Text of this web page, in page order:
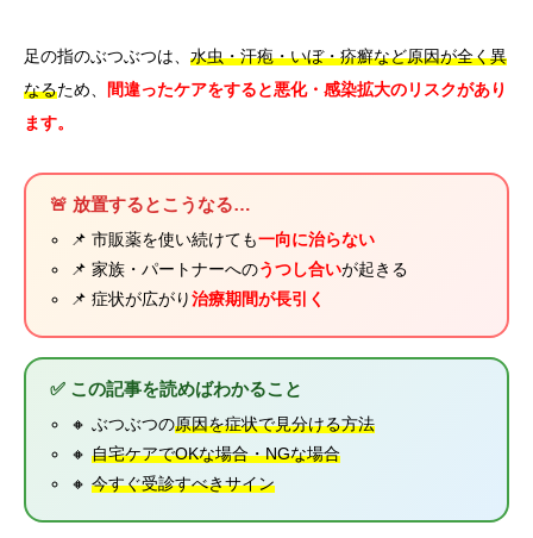
足の指のぶつぶつは、 水虫・汗疱・いぼ・疥癬など原因が全く異
なるため、
間違ったケアをすると悪化・感染拡大のリスクがあり
ます。
🚨 放置するとこうなる…
📌 市販薬を使い続けても一向に治らない
📌 家族・パートナーへのうつし合いが起きる
📌 症状が広がり治療期間が長引く
✅ この記事を読めばわかること
🔸 ぶつぶつの原因を症状で見分ける方法
🔸 自宅ケアでOKな場合・NGな場合
🔸 今すぐ受診すべきサイン